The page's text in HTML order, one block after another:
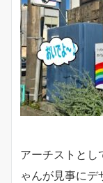
アーチストとし
ゃんが見事に